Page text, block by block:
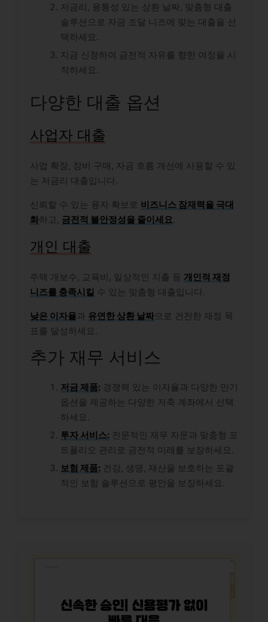
저금리, 융통성 있는 상환 날짜, 맞춤형 대출
솔루션으로 자금 조달 니즈에 맞는 대출을 선
택하세요.
지금 신청하여 금전적 자유를 향한 여정을 시
작하세요.
다양한 대출 옵션
사업자 대출
사업 확장, 장비 구매, 자금 흐름 개선에 사용할 수 있
는 저금리 대출입니다.
신뢰할 수 있는 융자 확보로 비즈니스 잠재력을 극대
화하고, 금전적 불안정성을 줄이세요.
개인 대출
주택 개보수, 교육비, 일상적인 지출 등 개인적 재정
니즈를 충족시킬 수 있는 맞춤형 대출입니다.
낮은 이자율과 유연한 상환 날짜으로 건전한 재정 목
표를 달성하세요.
추가 재무 서비스
저금 제품: 경쟁력 있는 이자율과 다양한 만기
옵션을 제공하는 다양한 저축 계좌에서 선택
하세요.
투자 서비스: 전문적인 재무 자문과 맞춤형 포
트폴리오 관리로 금전적 미래를 보장하세요.
보험 제품: 건강, 생명, 재산을 보호하는 포괄
적인 보험 솔루션으로 평안을 보장하세요.